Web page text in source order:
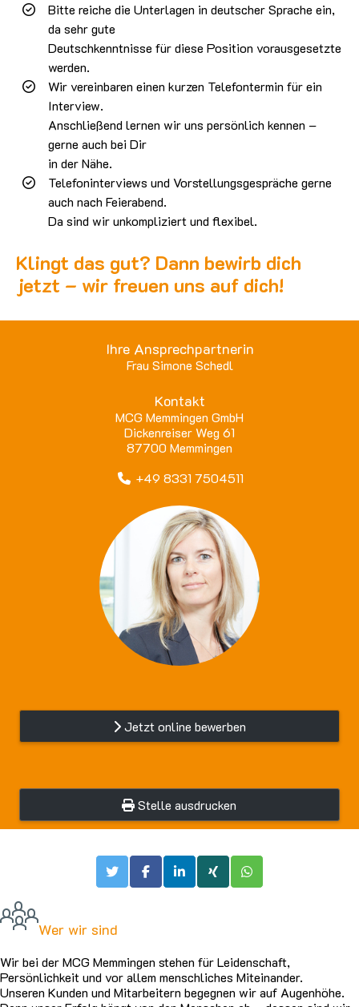
Bitte reiche die Unterlagen in deutscher Sprache ein,
da sehr gute
Deutschkenntnisse für diese Position vorausgesetzte
werden.
Wir vereinbaren einen kurzen Telefontermin für ein
Interview.
Anschließend lernen wir uns persönlich kennen –
gerne auch bei Dir
in der Nähe.
Telefoninterviews und Vorstellungsgespräche gerne
auch nach Feierabend.
Da sind wir unkompliziert und flexibel.
Klingt das gut? Dann bewirb dich
jetzt – wir freuen uns auf dich!
Ihre Ansprechpartnerin
Frau Simone Schedl
Kontakt
MCG Memmingen GmbH
Dickenreiser Weg 61
87700 Memmingen
+49 8331 7504511
Jetzt online bewerben
Stelle ausdrucken
Wer wir sind
Wir bei der MCG Memmingen stehen für Leidenschaft,
Persönlichkeit und vor allem menschliches Miteinander.
Unseren Kunden und Mitarbeitern begegnen wir auf Augenhöhe.